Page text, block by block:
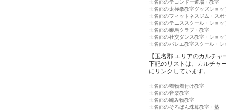
玉名郡のテコンドー道場・教室
玉名郡の太極拳教室グッズショッ
玉名郡のフィットネスジム・スポ
玉名郡のテニススクール・ショッ
玉名郡の乗馬クラブ・教室
玉名郡の社交ダンス教室・ショッ
玉名郡のバレエ教室スクール・シ
【玉名郡 エリアのカルチ
下記のリストは、カルチャ
にリンクしています。
玉名郡の着物着付け教室
玉名郡の音楽教室
玉名郡の編み物教室
玉名郡のそろばん珠算教室・塾